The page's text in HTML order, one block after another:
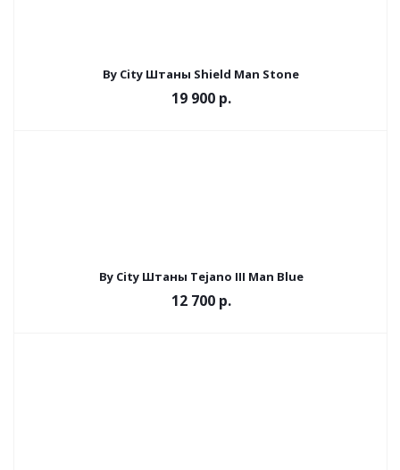
By City Штаны Shield Man Stone
19 900 р.
By City Штаны Tejano III Man Blue
12 700 р.